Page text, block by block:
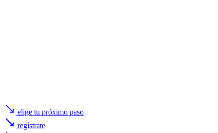
elige tu próximo paso
regístrate